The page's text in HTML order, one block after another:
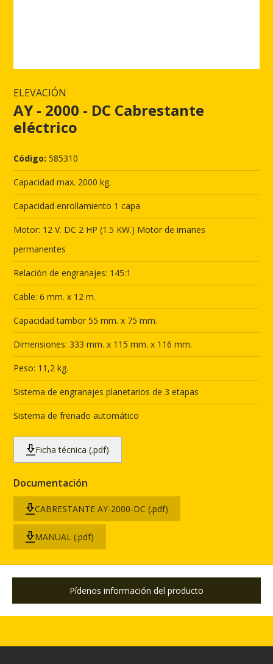
ELEVACIÓN
AY - 2000 - DC Cabrestante
eléctrico
Código: 585310
Capacidad max. 2000 kg.
Capacidad enrollamiento 1 capa
Motor: 12 V. DC 2 HP (1.5 KW.) Motor de imanes
permanentes
Relación de engranajes: 145:1
Cable: 6 mm. x 12 m.
Capacidad tambor 55 mm. x 75 mm.
Dimensiones: 333 mm. x 115 mm. x 116 mm.
Peso: 11,2 kg.
Sistema de engranajes planetarios de 3 etapas
Sistema de frenado automático
Ficha técnica (.pdf)
Documentación
CABRESTANTE AY-2000-DC (.pdf)
MANUAL (.pdf)
Pídenos información del producto